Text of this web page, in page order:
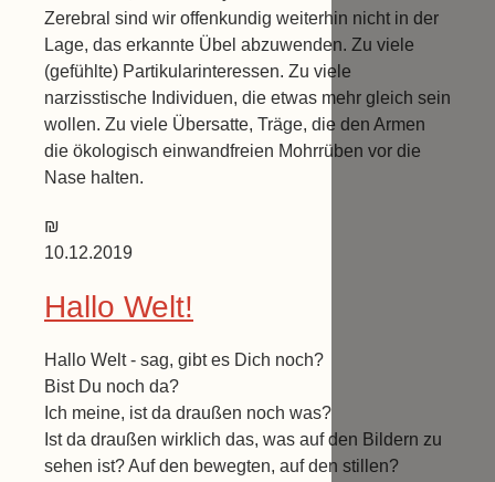
Zerebral sind wir offenkundig weiterhin nicht in der
Lage, das erkannte Übel abzuwenden. Zu viele
(gefühlte) Partikularinteressen. Zu viele
narzisstische Individuen, die etwas mehr gleich sein
wollen. Zu viele Übersatte, Träge, die den Armen
die ökologisch einwandfreien Mohrrüben vor die
Nase halten.
₪
10.12.2019
Hallo Welt!
Hallo Welt - sag, gibt es Dich noch?
Bist Du noch da?
Ich meine, ist da draußen noch was?
Ist da draußen wirklich das, was auf den Bildern zu
sehen ist? Auf den bewegten, auf den stillen?